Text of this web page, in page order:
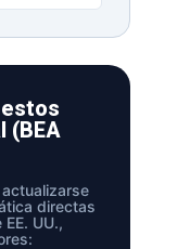
(BEA
directas
UU.,